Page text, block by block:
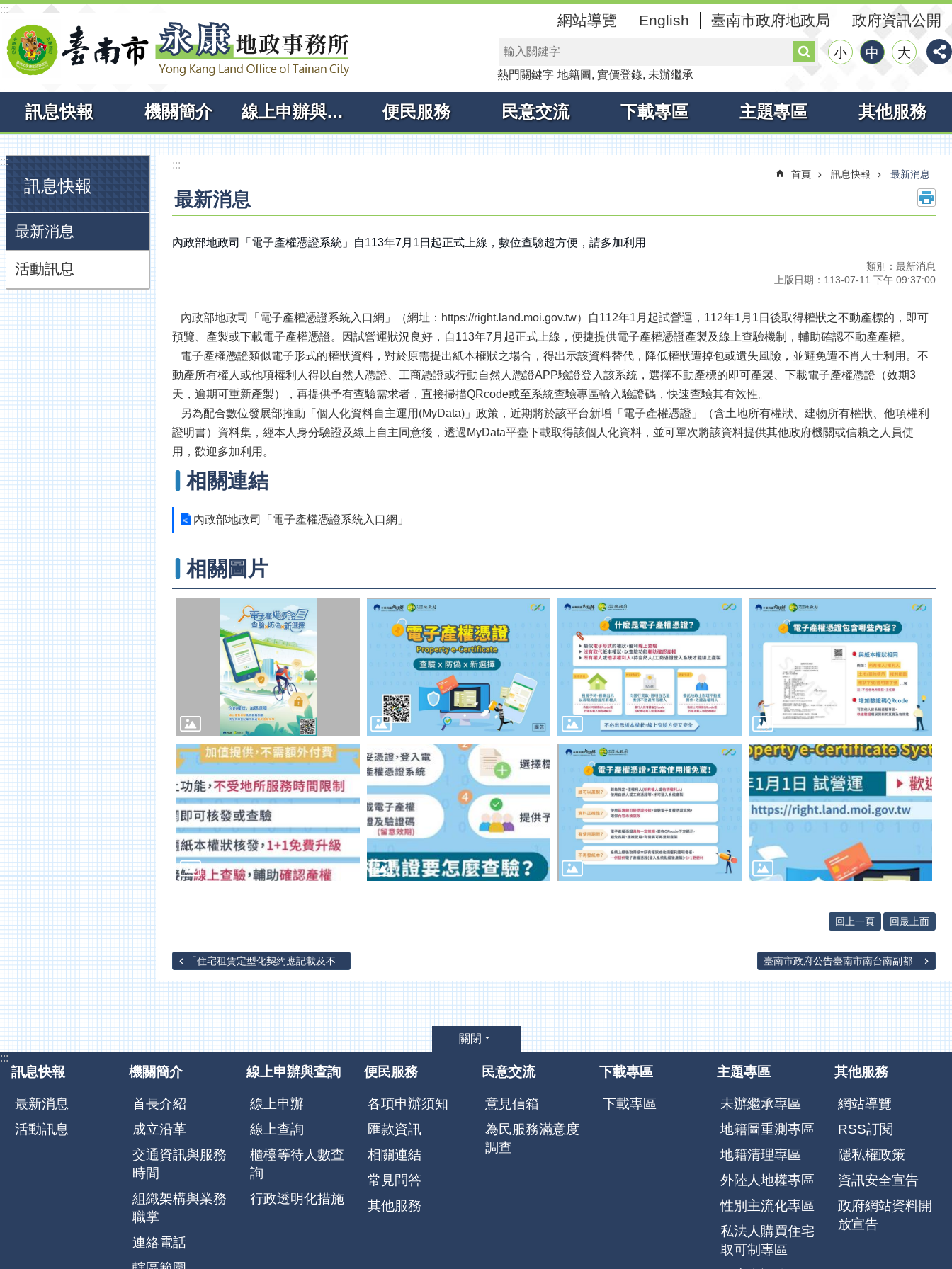
跳到主要內容區塊
:::
網站導覽 English 臺南市政府地政局 政府資訊公開
搜
尋 小 中 大
熱門關鍵字 地籍圖 實價登錄 未辦繼承
訊息快報 機關簡介 線上申辦與查詢 便民服務 民意交流 下載專區 主題專區 其他服務
:::
訊息快報
最新消息
活動訊息
:::
首頁 訊息快報 最新消息
最新消息
內政部地政司「電子產權憑證系統」自113年7月1日起正式上線，數位查驗超方便，請多加利用
類別：最新消息
上版日期：113-07-11 下午 09:37:00
內政部地政司「電子產權憑證系統入口網」（網址：https://right.land.moi.gov.tw）自112年1月起試營運，112年1月1日後取得權狀之不動產標的，即可
預覽、產製或下載電子產權憑證。因試營運狀況良好，自113年7月起正式上線，便捷提供電子產權憑證產製及線上查驗機制，輔助確認不動產產權。
電子產權憑證類似電子形式的權狀資料，對於原需提出紙本權狀之場合，得出示該資料替代，降低權狀遭掉包或遺失風險，並避免遭不肖人士利用。不
動產所有權人或他項權利人得以自然人憑證、工商憑證或行動自然人憑證APP驗證登入該系統，選擇不動產標的即可產製、下載電子產權憑證（效期3
天，逾期可重新產製），再提供予有查驗需求者，直接掃描QRcode或至系統查驗專區輸入驗證碼，快速查驗其有效性。
另為配合數位發展部推動「個人化資料自主運用(MyData)」政策，近期將於該平台新增「電子產權憑證」（含土地所有權狀、建物所有權狀、他項權利
證明書）資料集，經本人身分驗證及線上自主同意後，透過MyData平臺下載取得該個人化資料，並可單次將該資料提供其他政府機關或信賴之人員使
用，歡迎多加利用。
相關連結
內政部地政司「電子產權憑證系統入口網」
相關圖片
回上一頁 回最上面
「住宅租賃定型化契約應記載及不... 臺南市政府公告臺南市南台南副都...
關閉
:::
訊息快報
最新消息
活動訊息
機關簡介
首長介紹
成立沿革
交通資訊與服務
時間
組織架構與業務
職掌
連絡電話
線上申辦與查詢
線上申辦
線上查詢
櫃檯等待人數查
詢
行政透明化措施
便民服務
各項申辦須知
匯款資訊
相關連結
常見問答
其他服務
民意交流
意見信箱
為民服務滿意度
調查
下載專區
下載專區
主題專區
未辦繼承專區
地籍圖重測專區
地籍清理專區
外陸人地權專區
性別主流化專區
私法人購買住宅
取可制專區
其他服務
網站導覽
RSS訂閱
隱私權政策
資訊安全宣告
政府網站資料開
放宣告